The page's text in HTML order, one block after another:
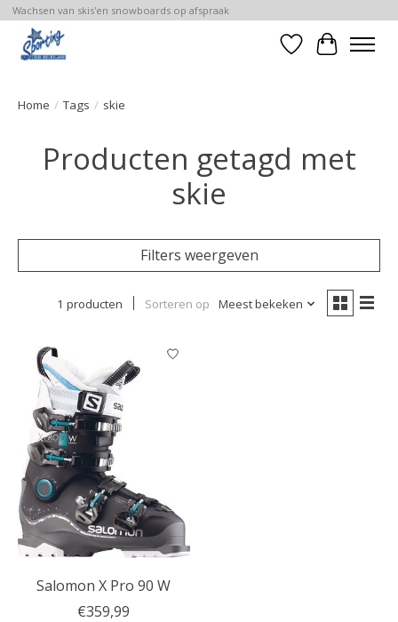
Wachsen van skis'en snowboards op afspraak
Verlanglijst
Home / Tags / skie
Producten getagd met
skie
Filters weergeven
1 producten Sorteren op Meest bekeken
Salomon X Pro 90 W
€359,99